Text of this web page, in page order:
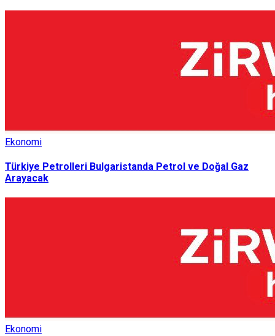
Ekonomi
Türkiye Petrolleri Bulgaristanda Petrol ve Doğal Gaz
Arayacak
Ekonomi